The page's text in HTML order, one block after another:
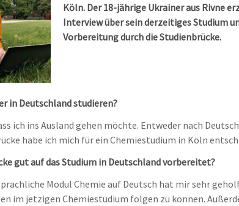
Köln. Der 18-jährige Ukrainer aus Rivne
Interview über sein derzeitiges Studium
Vorbereitung durch die Studienbrücke.
in Deutschland studieren?
ich ins Ausland gehen möchte. Entweder nach
habe ich mich für ein Chemiestudium in Köln
gut auf das Studium in Deutschland vorbereitet?
Modul Chemie auf Deutsch hat mir sehr
im jetzigen Chemiestudium folgen zu können.